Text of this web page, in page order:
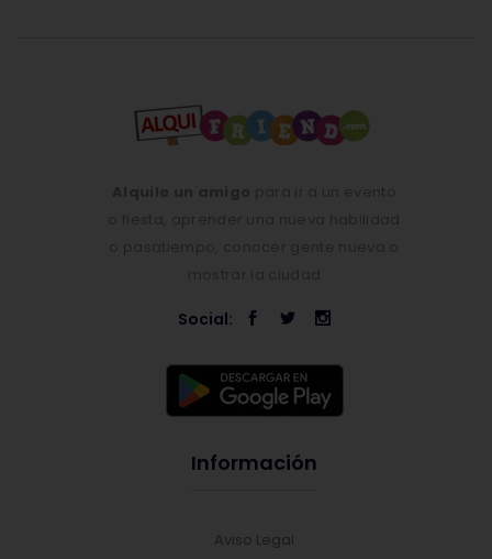
Social:
Información
Aviso Legal